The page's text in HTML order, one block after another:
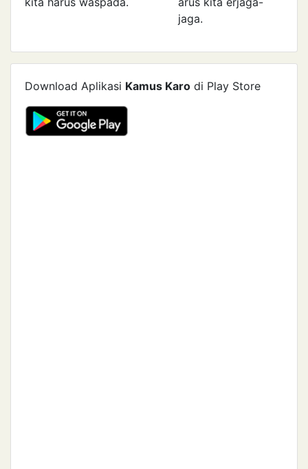
jaga.
Download Aplikasi Kamus Karo di Play Store